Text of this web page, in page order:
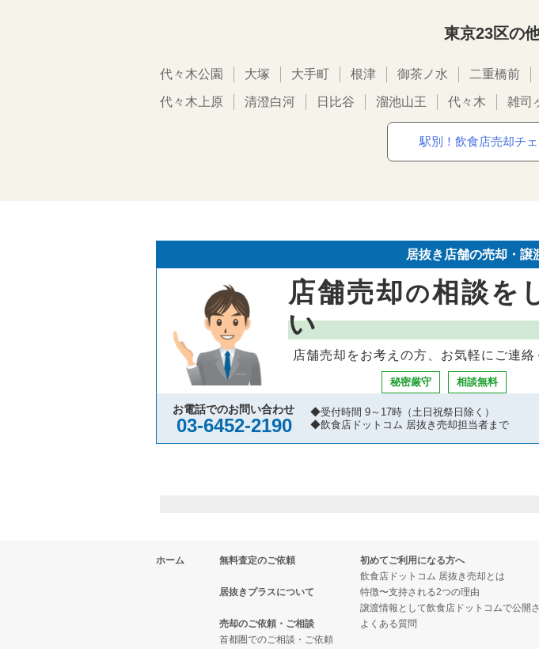
東京23区の
代々木公園 大塚 大手町 根津 御茶ノ水 二重橋前
代々木上原 清澄白河 日比谷 溜池山王 代々木 雑司
駅別！飲食店売却チ
居抜き店舗の売却・譲
店舗売却の相談を
い
店舗売却をお考えの方、お気軽にご連絡
秘密厳守 相談無料
お電話でのお問い合わせ
03-6452-2190
◆受付時間 9～17時（土日祝祭日除く）
◆飲食店ドットコム 居抜き売却担当者まで
ホーム 無料査定のご依頼
居抜きプラスについて
売却のご依頼・ご相談
首都圏でのご相談・ご依頼
初めてご利用になる方へ
飲食店ドットコム 居抜き売却とは
特徴〜支持される2つの理由
譲渡情報として飲食店ドットコムで公開
よくある質問